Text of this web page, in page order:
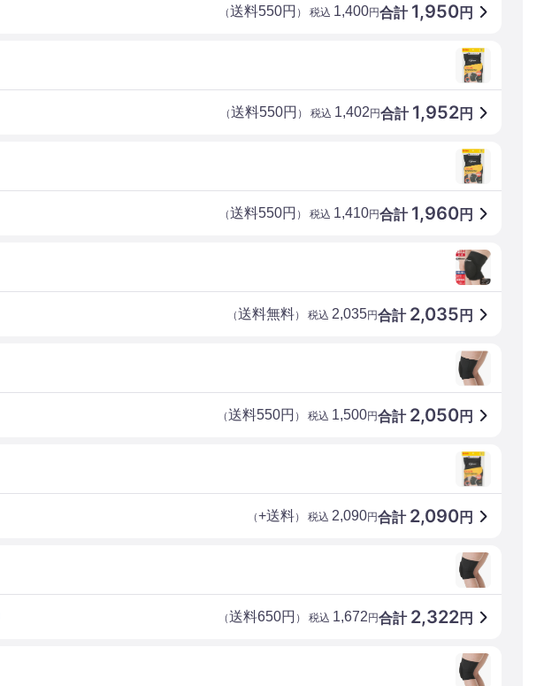
合計 1,950円
（送料550円 ） 税込 1,400円
合計 1,952円
（送料550円 ） 税込 1,402円
合計 1,960円
（送料550円 ） 税込 1,410円
合計 2,035 円
（送料無料） 税込 2,035円
合計 2,050円
（送料550円 ） 税込 1,500円
合計 2,090円
（+送料） 税込 2,090円
合計 2,322円
（送料650円 ） 税込 1,672円